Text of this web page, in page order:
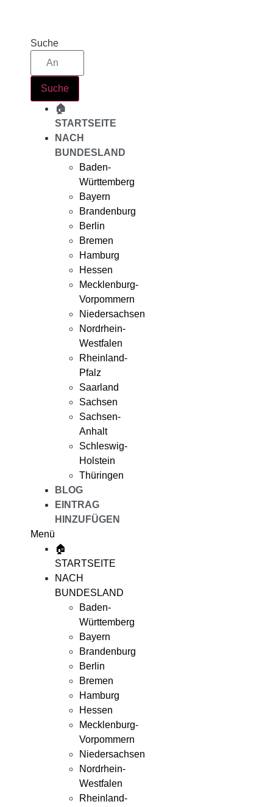
Suche
Suche
🏠
STARTSEITE
NACH
BUNDESLAND
Baden-
Württemberg
Bayern
Brandenburg
Berlin
Bremen
Hamburg
Hessen
Mecklenburg-
Vorpommern
Niedersachsen
Nordrhein-
Westfalen
Rheinland-
Pfalz
Saarland
Sachsen
Sachsen-
Anhalt
Schleswig-
Holstein
Thüringen
BLOG
EINTRAG
HINZUFÜGEN
Menü
🏠
STARTSEITE
NACH
BUNDESLAND
Baden-
Württemberg
Bayern
Brandenburg
Berlin
Bremen
Hamburg
Hessen
Mecklenburg-
Vorpommern
Niedersachsen
Nordrhein-
Westfalen
Rheinland-